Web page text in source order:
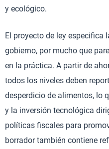
y ecológico.
El proyecto de ley especifica
gobierno, por mucho que
en la práctica. A partir de
todos los niveles deben
desperdicio de alimentos, lo
y la inversión tecnológica
políticas fiscales para
borrador también contiene